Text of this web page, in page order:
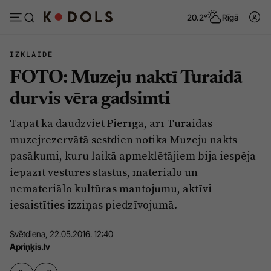
20.2° Rīgā
Abonēt Pieslēgties
Ziņas
Politika
Pašvaldības
Izglītība
Ģimene
Vide
Tēmas
Viedokļi
Dzīve un ticība
Ekonomika
IZKLAIDE
FOTO: Muzeju naktī Turaidā
durvis vēra gadsimti
Tāpat kā daudzviet Pierīgā, arī Turaidas
muzejrezervātā sestdien notika Muzeju nakts
pasākumi, kuru laikā apmeklētājiem bija iespēja
iepazīt vēstures stāstus, materiālo un
nemateriālo kultūras mantojumu, aktīvi
iesaistīties izziņas piedzīvojumā.
Svētdiena, 22.05.2016. 12:40
Apriņķis.lv